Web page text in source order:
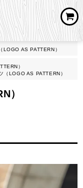
LOGO AS PATTERN）
）
（LOGO AS PATTERN）
）